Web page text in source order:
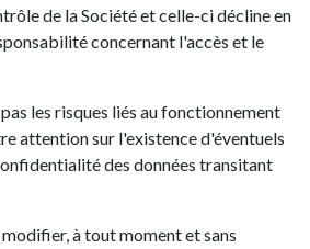
de la Société et celle-ci décline en
concernant l'accès et le
les risques liés au fonctionnement
attention sur l'existence d'éventuels
des données transitant
à tout moment et sans